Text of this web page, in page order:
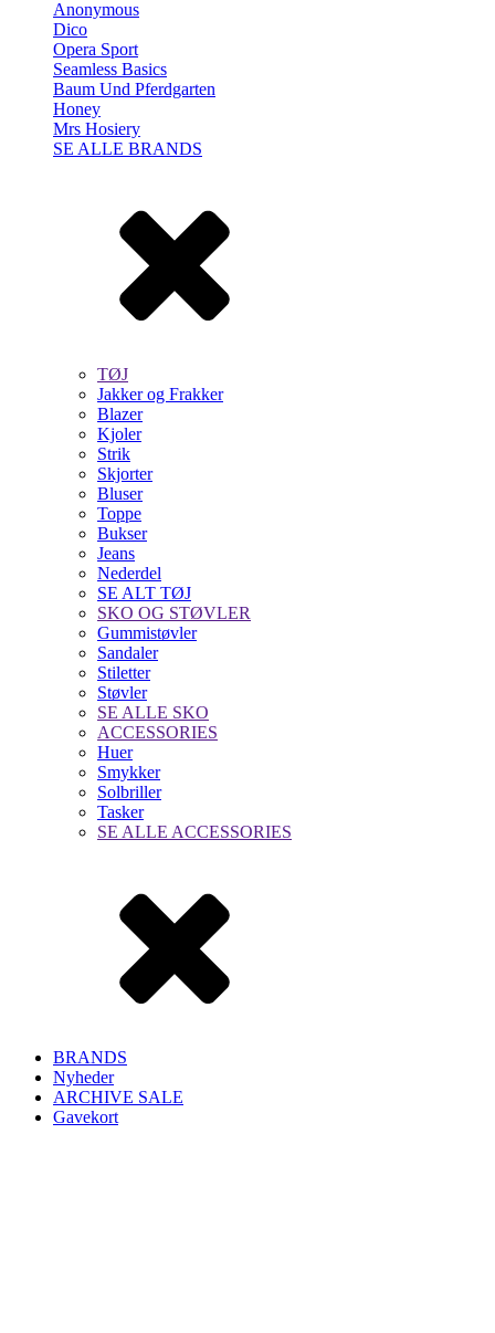
Anonymous
Dico
Opera Sport
Seamless Basics
Baum Und Pferdgarten
Honey
Mrs Hosiery
SE ALLE BRANDS
TØJ
Jakker og Frakker
Blazer
Kjoler
Strik
Skjorter
Bluser
Toppe
Bukser
Jeans
Nederdel
SE ALT TØJ
SKO OG STØVLER
Gummistøvler
Sandaler
Stiletter
Støvler
SE ALLE SKO
ACCESSORIES
Huer
Smykker
Solbriller
Tasker
SE ALLE ACCESSORIES
BRANDS
Nyheder
ARCHIVE SALE
Gavekort